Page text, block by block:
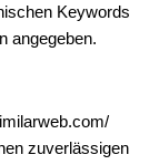
Keywords
angegeben.
zuverlässigen